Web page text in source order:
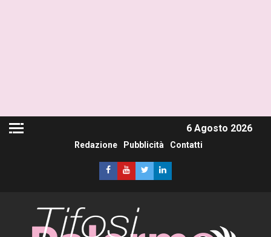
6 Agosto 2026
Redazione Pubblicità Contatti